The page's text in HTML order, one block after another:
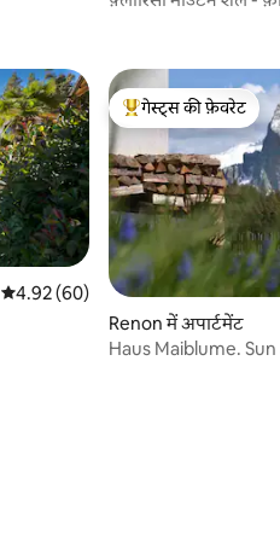
औसत रेटिंग 5 में से 4.92, 60 समीक्षाएँ
4.92 (60)
गेस्ट्स का टॉप फ़ेवरेट
गेस्ट्स की फ़ेवरेट
Renon में अपार्टमेंट
Haus Maiblume.